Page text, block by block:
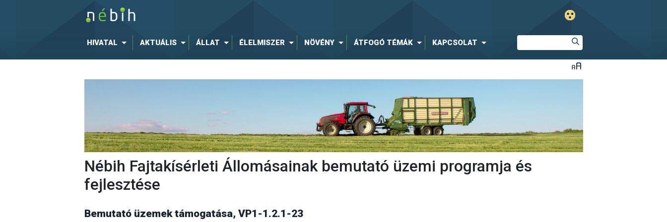
HIVATAL AKTUÁLIS ÁLLAT ÉLELMISZER NÖVÉNY ÁTFOGÓ TÉMÁK KAPCSOLAT
Nébih Fajtakísérleti Állomásainak bemutató üzemi programja és
fejlesztése
Bemutató üzemek támogatása, VP1-1.2.1-23